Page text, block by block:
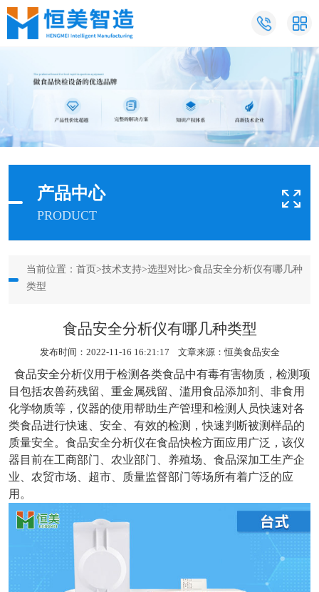
产品中心
PRODUCT
当前位置： 首页 >技术支持>选型对比>食品安全分析仪有哪几种
类型
食品安全分析仪有哪几种类型
发布时间：2022-11-16 16:21:17 文章来源：恒美食品安全
食品安全分析仪用于检测各类食品中有毒有害物质，检测项
目包括农兽药残留、重金属残留、滥用食品添加剂、非食用
化学物质等，仪器的使用帮助生产管理和检测人员快速对各
类食品进行快速、安全、有效的检测，快速判断被测样品的
质量安全。食品安全分析仪在食品快检方面应用广泛，该仪
器目前在工商部门、农业部门、养殖场、食品深加工生产企
业、农贸市场、超市、质量监督部门等场所有着广泛的应
用。